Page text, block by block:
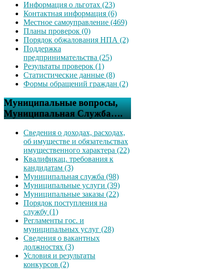
Информация о льготах (23)
Контактная информация (6)
Местное самоуправление (469)
Планы проверок (0)
Порядок обжалования НПА (2)
Поддержка
предпринимательства (25)
Результаты проверок (1)
Статистические данные (8)
Формы обращений граждан (2)
Муниципальные вопросы,
Муниципальная Служба….
Сведения о доходах, расходах,
об имуществе и обязательствах
имущественного характера (22)
Квалификац. требования к
кандидатам (3)
Муниципальная служба (98)
Муниципальные услуги (39)
Муниципальные заказы (22)
Порядок поступления на
службу (1)
Регламенты гос. и
муниципальных услуг (28)
Сведения о вакантных
должностях (3)
Условия и результаты
конкурсов (2)